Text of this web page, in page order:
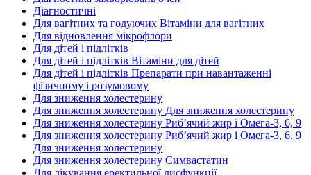
Діагностичні
Для вагітних та годуючих Вітаміни для вагітних
Для відновлення мікрофлори
Для дітей і підлітків
Для дітей і підлітків Вітаміни для дітей
Для дітей і підлітків Препарати при навантаженні
фізичному і розумовому
Для зниження холестерину
Для зниження холестерину Для зниження холестерину
Для зниження холестерину Риб’ячий жир і Омега-3, 6, 9
Для зниження холестерину Риб’ячий жир і Омега-3, 6, 9
Для зниження холестерину
Для зниження холестерину Симвастатин
Для лікування еректильної дисфункції